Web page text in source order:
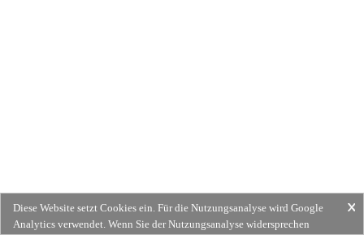
Diese Website setzt Cookies ein. Für die Nutzungsanalyse wird Google
Analytics verwendet. Wenn Sie der Nutzungsanalyse widersprechen